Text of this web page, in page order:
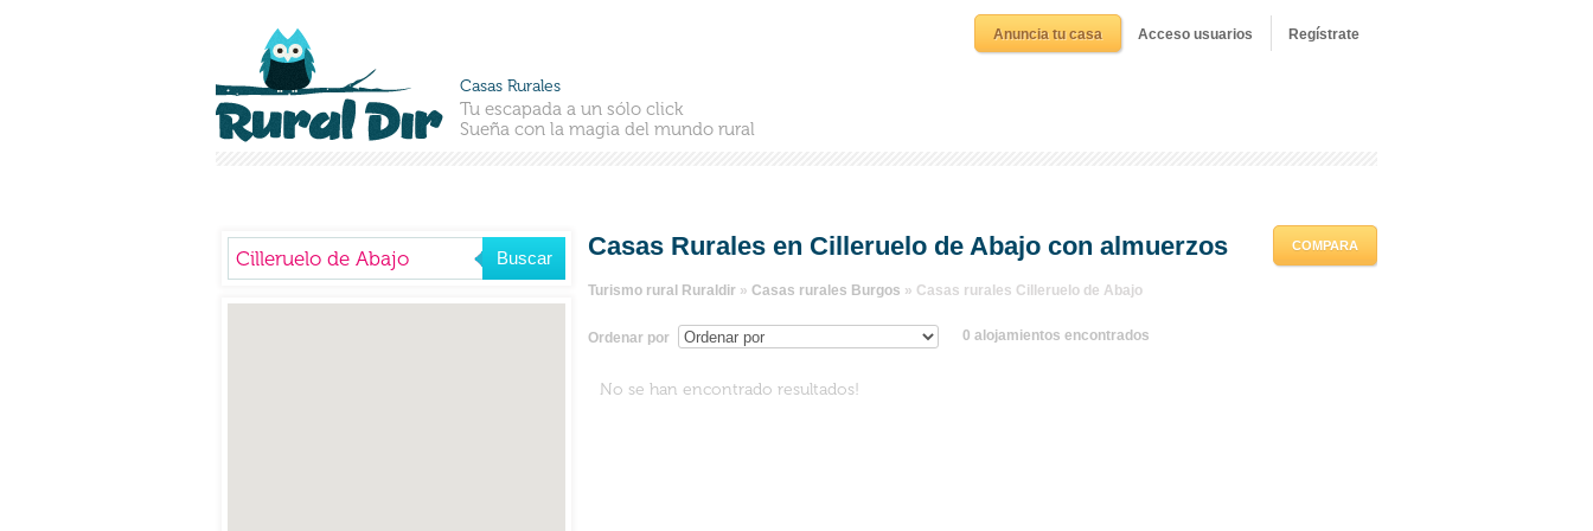
Casas Rurales
Tu escapada a un sólo click
Sueña con la magia del mundo rural
Anuncia tu casa Acceso usuarios Regístrate
Casas Rurales en Cilleruelo de Abajo con almuerzos
Turismo rural Ruraldir» Casas rurales Burgos » Casas rurales Cilleruelo de Abajo
Ordenar por 0 alojamientos encontrados
COMPARA
No se han encontrado resultados!